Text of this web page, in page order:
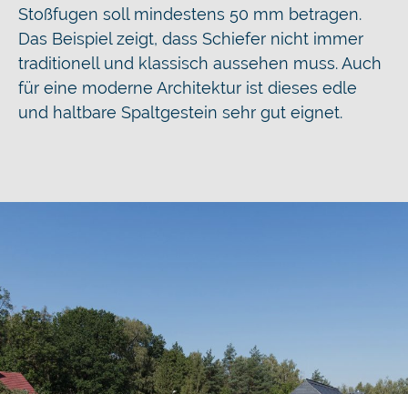
Stoßfugen soll mindestens 50 mm betragen.
Das Beispiel zeigt, dass Schiefer nicht immer
traditionell und klassisch aussehen muss. Auch
für eine moderne Architektur ist dieses edle
und haltbare Spaltgestein sehr gut eignet.